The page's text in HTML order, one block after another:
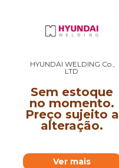
HYUNDAI WELDING Co.,
LTD
Sem estoque
no momento.
Preço sujeito a
alteração.
Ver mais